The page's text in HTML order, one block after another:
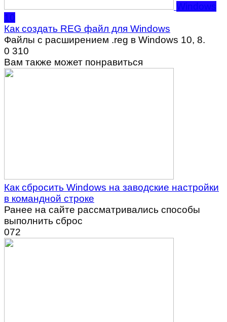
Windows
10
Как создать REG файл для Windows
Файлы с расширением .reg в Windows 10, 8.
0 310
Вам также может понравиться
Как сбросить Windows на заводские настройки
в командной строке
Ранее на сайте рассматривались способы
выполнить сброс
072